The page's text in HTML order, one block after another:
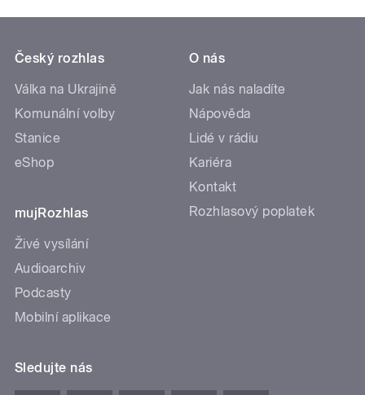
Český rozhlas
Válka na Ukrajině
Komunální volby
Stanice
eShop
mujRozhlas
Živé vysílání
Audioarchiv
Podcasty
Mobilní aplikace
O nás
Jak nás naladíte
Nápověda
Lidé v rádiu
Kariéra
Kontakt
Rozhlasový poplatek
Sledujte nás